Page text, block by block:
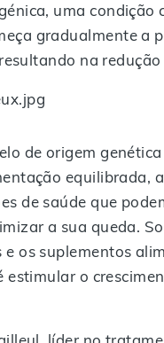
uma condição
gradualmente a
na
de origem
equilibrada,
de saúde que
a sua queda.
os suplementos
estimular o